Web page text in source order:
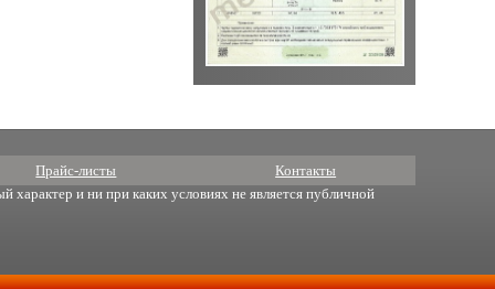
Прайс-листы Контакты
характер и ни при каких условиях не является публичной